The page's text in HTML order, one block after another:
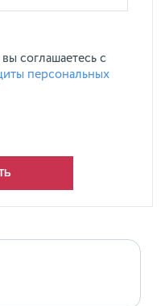
соглашаетесь с
персональных